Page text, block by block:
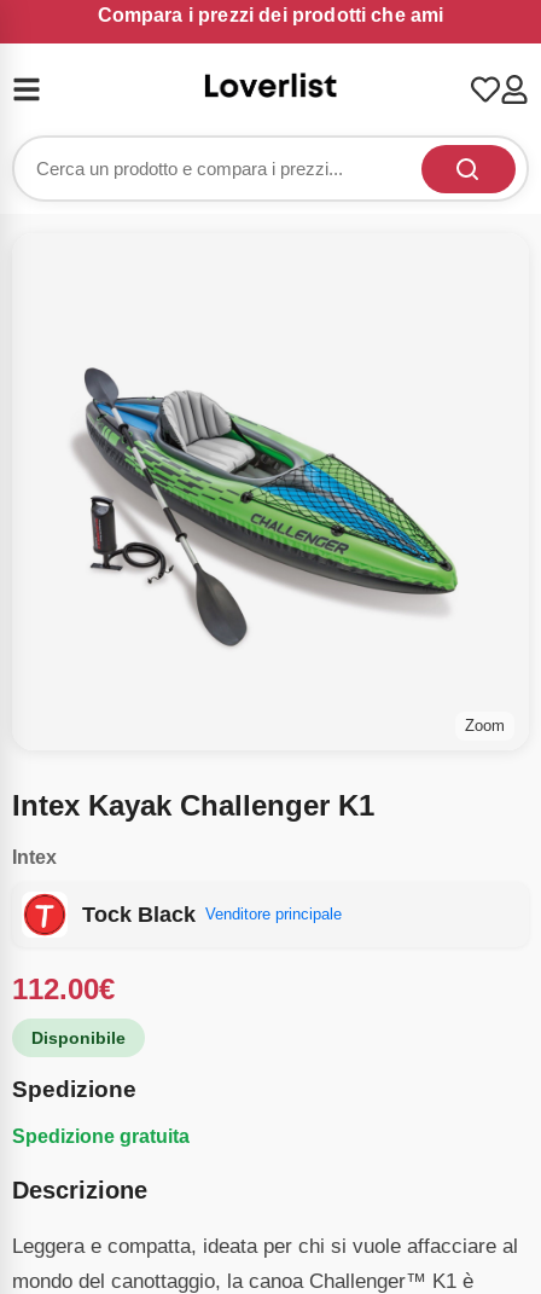
Compara i prezzi dei prodotti che ami
Zoom
Intex Kayak Challenger K1
Intex
Tock Black Venditore principale
112.00€
Disponibile
Spedizione
Spedizione gratuita
Descrizione
Leggera e compatta, ideata per chi si vuole affacciare al
mondo del canottaggio, la canoa Challenger™ K1 è